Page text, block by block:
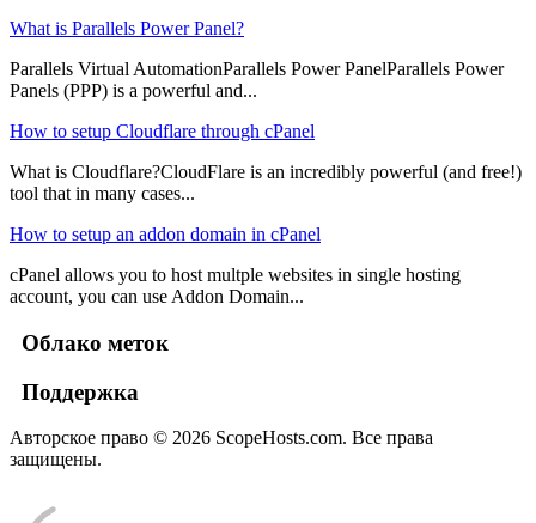
What is Parallels Power Panel?
Parallels Virtual AutomationParallels Power PanelParallels Power
Panels (PPP) is a powerful and...
How to setup Cloudflare through cPanel
What is Cloudflare?CloudFlare is an incredibly powerful (and free!)
tool that in many cases...
How to setup an addon domain in cPanel
cPanel allows you to host multple websites in single hosting
account, you can use Addon Domain...
Облако меток
Поддержка
Авторское право © 2026 ScopeHosts.com. Все права
защищены.